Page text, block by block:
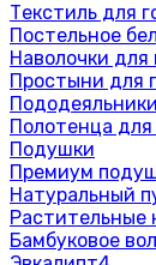
Текстиль для
Постельное
Наволочки для
Простыни для
Полотенца
Подушки
Премиум
Натуральный
Растительные
Бамбуковое